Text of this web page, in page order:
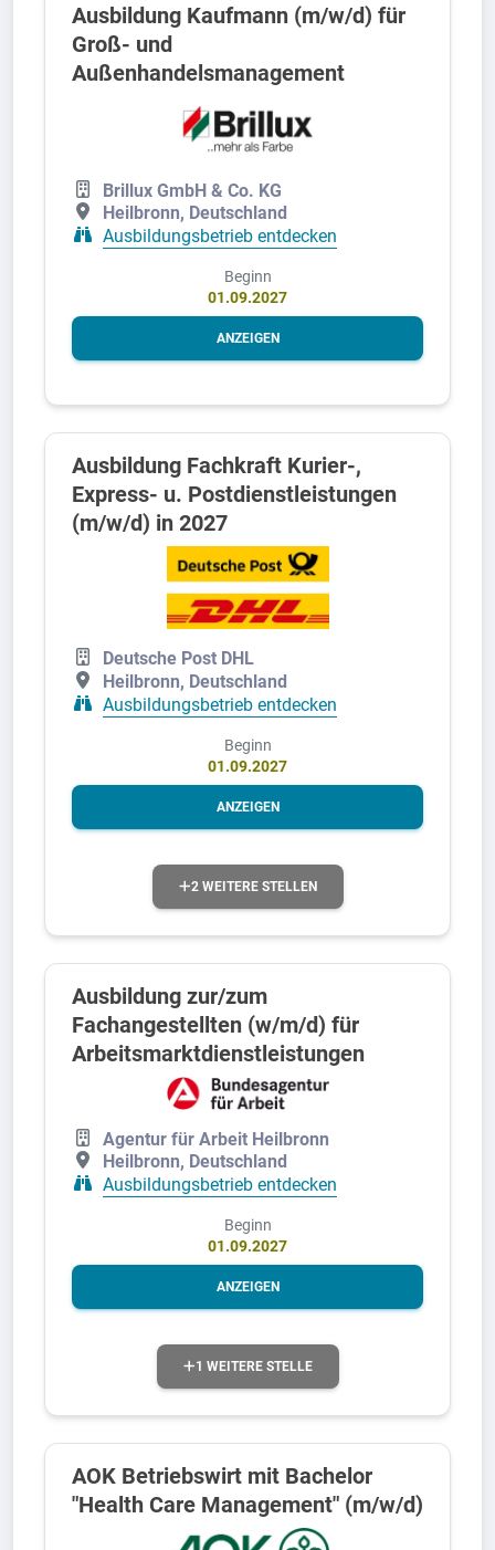
Ausbildung Kaufmann (m/w/d) für
Groß- und
Außenhandelsmanagement
Brillux GmbH & Co. KG
Heilbronn, Deutschland
Ausbildungsbetrieb entdecken
Beginn
01.09.2027
ANZEIGEN
Ausbildung Fachkraft Kurier-,
Express- u. Postdienstleistungen
(m/w/d) in 2027
Deutsche Post DHL
Heilbronn, Deutschland
Ausbildungsbetrieb entdecken
Beginn
01.09.2027
ANZEIGEN
2 WEITERE STELLEN
Ausbildung zur/zum
Fachangestellten (w/m/d) für
Arbeitsmarktdienstleistungen
Agentur für Arbeit Heilbronn
Heilbronn, Deutschland
Ausbildungsbetrieb entdecken
Beginn
01.09.2027
ANZEIGEN
1 WEITERE STELLE
AOK Betriebswirt mit Bachelor
"Health Care Management" (m/w/d)